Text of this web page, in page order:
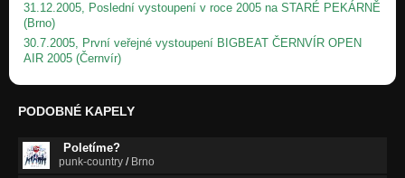
31.12.2005, Poslední vystoupení v roce 2005 na STARÉ PEKÁRNĚ
(Brno)
30.7.2005, První veřejné vystoupení BIGBEAT ČERNVÍR OPEN
AIR 2005 (Černvír)
PODOBNÉ KAPELY
Poletíme?
punk-country / Brno